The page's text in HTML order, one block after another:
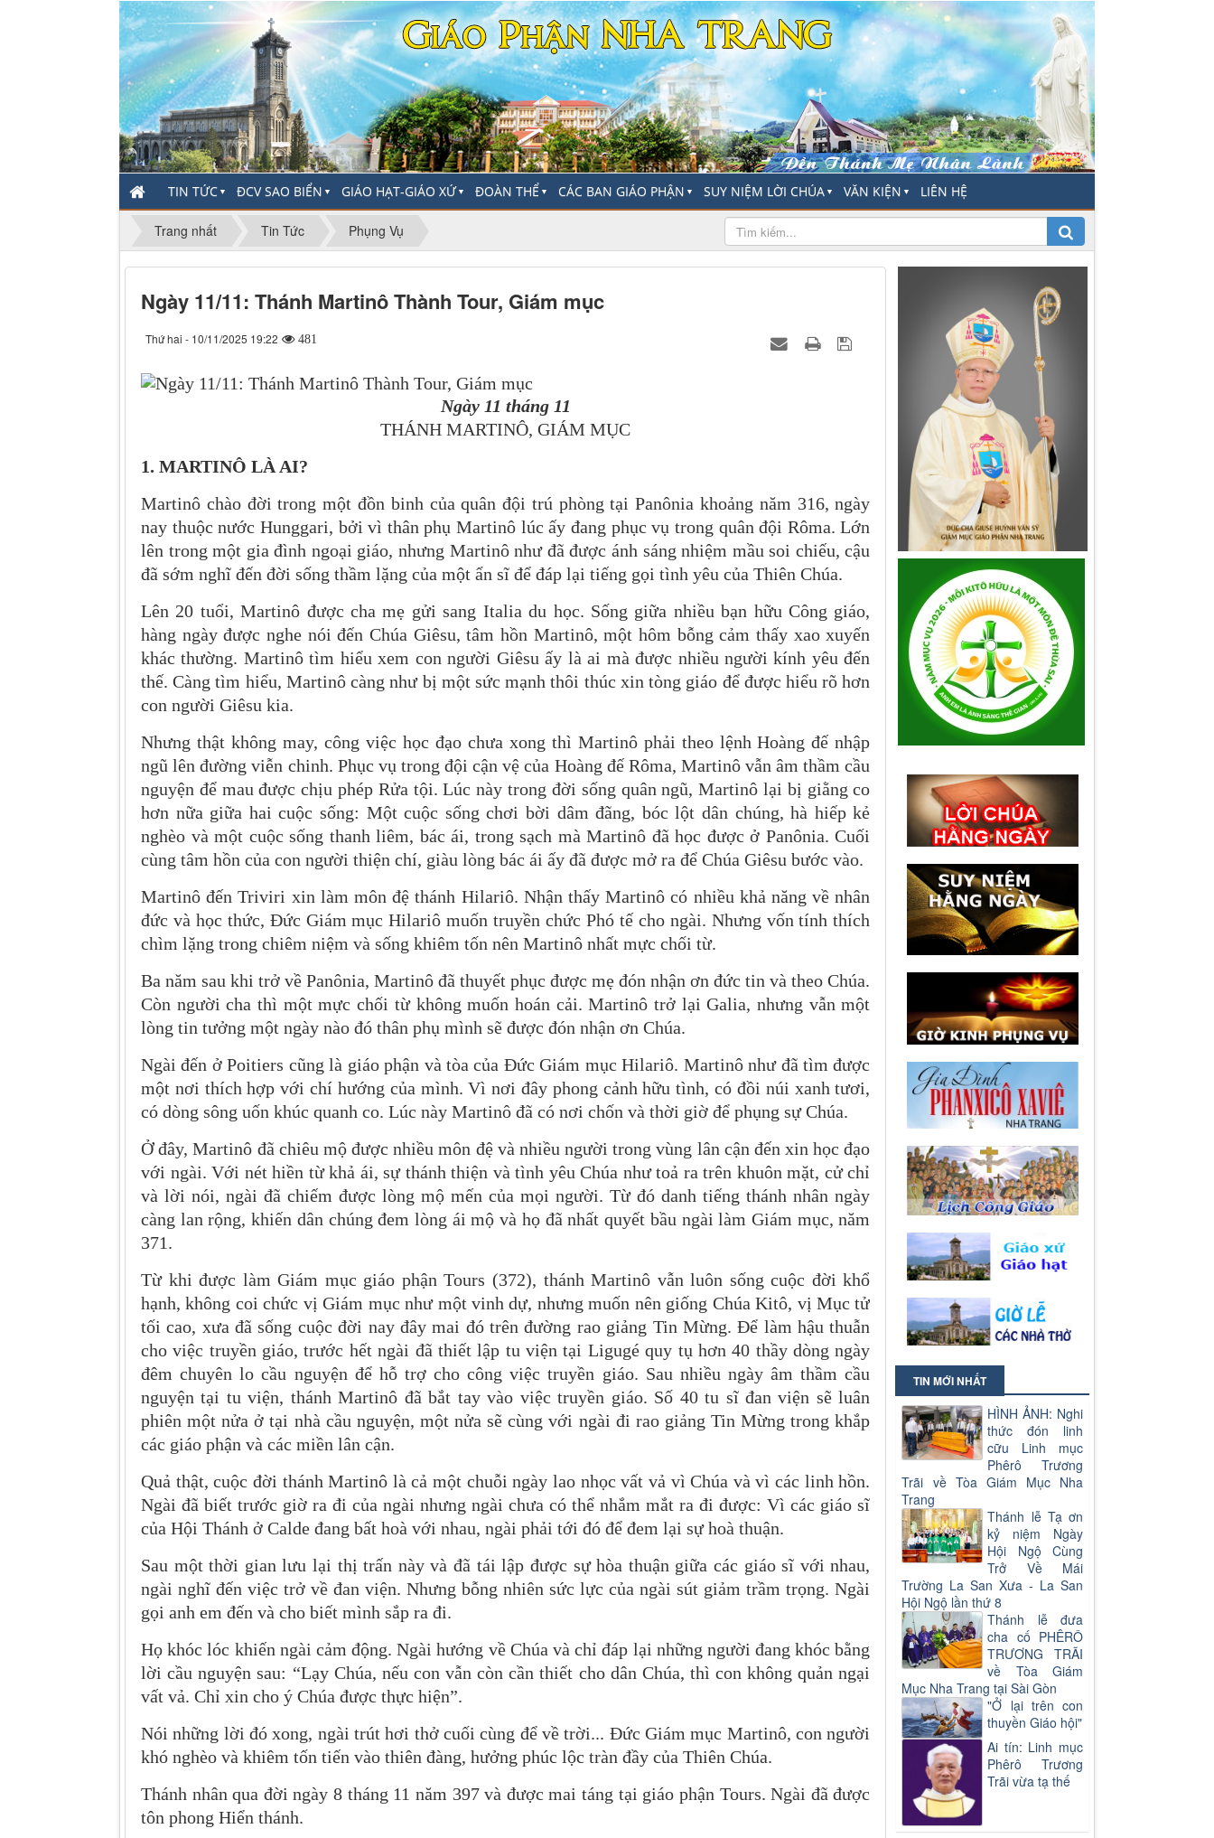
TIN TỨC ▼ ĐCV SAO BIỂN ▼ GIÁO HẠT-GIÁO XỨ▼ ĐOÀN THỂ ▼ CÁC BAN GIÁO PHẬN ▼ SUY NIỆM LỜI CHÚA ▼ VĂN KIỆN ▼ LIÊN HỆ
Trang nhất Tin Tức Phụng Vụ
Ngày 11/11: Thánh Martinô Thành Tour, Giám mục
Thứ hai - 10/11/2025 19:22 481
Ngày 11 tháng 11
THÁNH MARTINÔ, GIÁM MỤC
1. MARTINÔ LÀ AI?
Martinô chào đời trong một đồn binh của quân đội trú phòng tại Panônia khoảng năm 316, ngày
nay thuộc nước Hunggari, bởi vì thân phụ Martinô lúc ấy đang phục vụ trong quân đội Rôma. Lớn
lên trong một gia đình ngoại giáo, nhưng Martinô như đã được ánh sáng nhiệm mầu soi chiếu, cậu
đã sớm nghĩ đến đời sống thầm lặng của một ẩn sĩ để đáp lại tiếng gọi tình yêu của Thiên Chúa.
Lên 20 tuổi, Martinô được cha mẹ gửi sang Italia du học. Sống giữa nhiều bạn hữu Công giáo,
hàng ngày được nghe nói đến Chúa Giêsu, tâm hồn Martinô, một hôm bỗng cảm thấy xao xuyến
khác thường. Martinô tìm hiểu xem con người Giêsu ấy là ai mà được nhiều người kính yêu đến
thế. Càng tìm hiểu, Martinô càng như bị một sức mạnh thôi thúc xin tòng giáo để được hiểu rõ hơn
con người Giêsu kia.
Nhưng thật không may, công việc học đạo chưa xong thì Martinô phải theo lệnh Hoàng đế nhập
ngũ lên đường viễn chinh. Phục vụ trong đội cận vệ của Hoàng đế Rôma, Martinô vẫn âm thầm cầu
nguyện để mau được chịu phép Rửa tội. Lúc này trong đời sống quân ngũ, Martinô lại bị giằng co
hơn nữa giữa hai cuộc sống: Một cuộc sống chơi bời dâm đãng, bóc lột dân chúng, hà hiếp kẻ
nghèo và một cuộc sống thanh liêm, bác ái, trong sạch mà Martinô đã học được ở Panônia. Cuối
cùng tâm hồn của con người thiện chí, giàu lòng bác ái ấy đã được mở ra để Chúa Giêsu bước vào.
Martinô đến Triviri xin làm môn đệ thánh Hilariô. Nhận thấy Martinô có nhiều khả năng về nhân
đức và học thức, Đức Giám mục Hilariô muốn truyền chức Phó tế cho ngài. Nhưng vốn tính thích
chìm lặng trong chiêm niệm và sống khiêm tốn nên Martinô nhất mực chối từ.
Ba năm sau khi trở về Panônia, Martinô đã thuyết phục được mẹ đón nhận ơn đức tin và theo Chúa.
Còn người cha thì một mực chối từ không muốn hoán cải. Martinô trở lại Galia, nhưng vẫn một
lòng tin tưởng một ngày nào đó thân phụ mình sẽ được đón nhận ơn Chúa.
Ngài đến ở Poitiers cũng là giáo phận và tòa của Đức Giám mục Hilariô. Martinô như đã tìm được
một nơi thích hợp với chí hướng của mình. Vì nơi đây phong cảnh hữu tình, có đồi núi xanh tươi,
có dòng sông uốn khúc quanh co. Lúc này Martinô đã có nơi chốn và thời giờ để phụng sự Chúa.
Ở đây, Martinô đã chiêu mộ được nhiều môn đệ và nhiều người trong vùng lân cận đến xin học đạo
với ngài. Với nét hiền từ khả ái, sự thánh thiện và tình yêu Chúa như toả ra trên khuôn mặt, cử chỉ
và lời nói, ngài đã chiếm được lòng mộ mến của mọi người. Từ đó danh tiếng thánh nhân ngày
càng lan rộng, khiến dân chúng đem lòng ái mộ và họ đã nhất quyết bầu ngài làm Giám mục, năm
371.
Từ khi được làm Giám mục giáo phận Tours (372), thánh Martinô vẫn luôn sống cuộc đời khổ
hạnh, không coi chức vị Giám mục như một vinh dự, nhưng muốn nên giống Chúa Kitô, vị Mục tử
tối cao, xưa đã sống cuộc đời nay đây mai đó trên đường rao giảng Tin Mừng. Để làm hậu thuẫn
cho việc truyền giáo, trước hết ngài đã thiết lập tu viện tại Ligugé quy tụ hơn 40 thầy dòng ngày
đêm chuyên lo cầu nguyện để hỗ trợ cho công việc truyền giáo. Sau nhiều ngày âm thầm cầu
nguyện tại tu viện, thánh Martinô đã bắt tay vào việc truyền giáo. Số 40 tu sĩ đan viện sẽ luân
phiên một nửa ở tại nhà cầu nguyện, một nửa sẽ cùng với ngài đi rao giảng Tin Mừng trong khắp
các giáo phận và các miền lân cận.
Quả thật, cuộc đời thánh Martinô là cả một chuỗi ngày lao nhọc vất vả vì Chúa và vì các linh hồn.
Ngài đã biết trước giờ ra đi của ngài nhưng ngài chưa có thể nhắm mắt ra đi được: Vì các giáo sĩ
của Hội Thánh ở Calde đang bất hoà với nhau, ngài phải tới đó để đem lại sự hoà thuận.
Sau một thời gian lưu lại thị trấn này và đã tái lập được sự hòa thuận giữa các giáo sĩ với nhau,
ngài nghĩ đến việc trở về đan viện. Nhưng bỗng nhiên sức lực của ngài sút giảm trầm trọng. Ngài
gọi anh em đến và cho biết mình sắp ra đi.
Họ khóc lóc khiến ngài cảm động. Ngài hướng về Chúa và chỉ đáp lại những người đang khóc bằng
lời cầu nguyện sau: “Lạy Chúa, nếu con vẫn còn cần thiết cho dân Chúa, thì con không quản ngại
vất vả. Chỉ xin cho ý Chúa được thực hiện”.
Nói những lời đó xong, ngài trút hơi thở cuối cùng để về trời... Đức Giám mục Martinô, con người
khó nghèo và khiêm tốn tiến vào thiên đàng, hưởng phúc lộc tràn đầy của Thiên Chúa.
Thánh nhân qua đời ngày 8 tháng 11 năm 397 và được mai táng tại giáo phận Tours. Ngài đã được
tôn phong Hiển thánh.
TIN MỚI NHẤT
HÌNH ẢNH: Nghi
thức đón linh
cữu Linh mục
Phêrô Trương
Trãi về Tòa Giám Mục Nha
Trang
Thánh lễ Tạ ơn
kỷ niệm Ngày
Hội Ngộ Cùng
Trở Về Mái
Trường La San Xưa - La San
Hội Ngộ lần thứ 8
Thánh lễ đưa
cha cố PHÊRÔ
TRƯƠNG TRÃI
về Tòa Giám
Mục Nha Trang tại Sài Gòn
"Ở lại trên con
thuyền Giáo hội"
Ai tín: Linh mục
Phêrô Trương
Trãi vừa tạ thế